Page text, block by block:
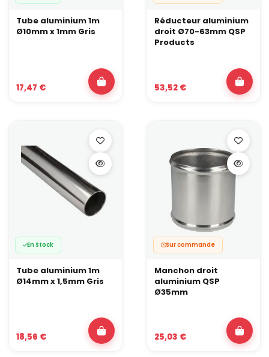
Tube aluminium 1m
Ø10mm x 1mm Gris
17,47 €
Réducteur aluminium
droit Ø70-63mm QSP
Products
53,52 €
En Stock
Tube aluminium 1m
Ø14mm x 1,5mm Gris
18,56 €
Sur commande
Manchon droit
aluminium QSP
Ø35mm
25,03 €